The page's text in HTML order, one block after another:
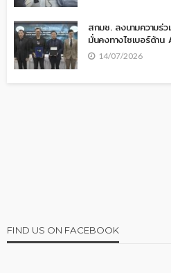
สกมช. ลงนามความร่
มั่นคงทางไซเบอร์ด้าน
14/07/2026
FIND US ON FACEBOOK